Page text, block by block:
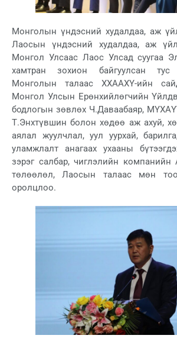
Монголын үндэсний худалдаа, аж
Лаосын үндэсний худалдаа, аж
Монгол Улсаас Лаос Улсад суугаа
хамтран зохион байгуулсан
Монголын талаас ХХААХҮ-ийн
Монгол Улсын Ерөнхийлөгчийн
бодлогын зөвлөх Ч.Даваабаяр,
Т.Энхтүвшин болон хөдөө аж ахуй,
аялал жуулчлал, уул уурхай,
уламжлалт анагаах ухааны
зэрэг салбар, чиглэлийн компанийн
төлөөлөл, Лаосын талаас мөн
оролцлоо.